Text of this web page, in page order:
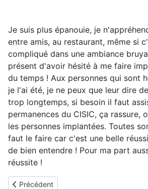
Je suis plus épanouie, je
entre amis, au restaurant, même si
compliqué dans une ambiance
présent d'avoir hésité à me faire
du temps ! Aux personnes qui sont
je l'ai été, je ne peux que leur dire
trop longtemps, si besoin il faut
permanences du CISIC, ça rassure,
les personnes implantées. Toutes
faut le faire car c'est une belle
de bien entendre ! Pour ma part
réussite !
Article précédent : Le témoignage
Précédent